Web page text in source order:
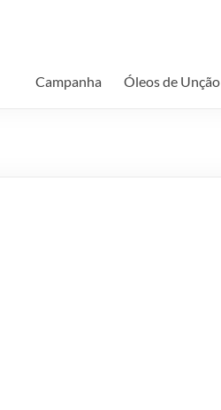
Campanha Óleos de Unção